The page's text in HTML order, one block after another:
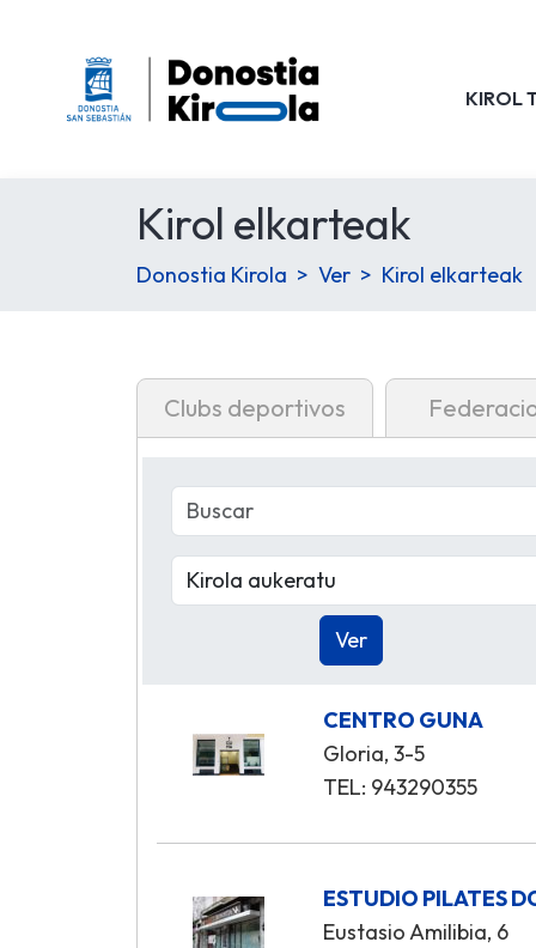
KIROL
Kirol elkarteak
Donostia Kirola Ver Kirol elkarteak
Clubs deportivos
CENTRO GUNA
Gloria, 3-5
TEL: 943290355
ESTUDIO PILATES
Eustasio Amilibia, 6